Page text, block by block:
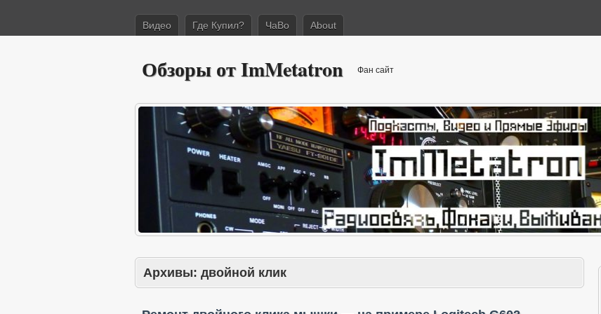
Видео Где Купил? ЧаВо About
Обзоры от ImMetatron Фан сайт
Архивы: двойной клик